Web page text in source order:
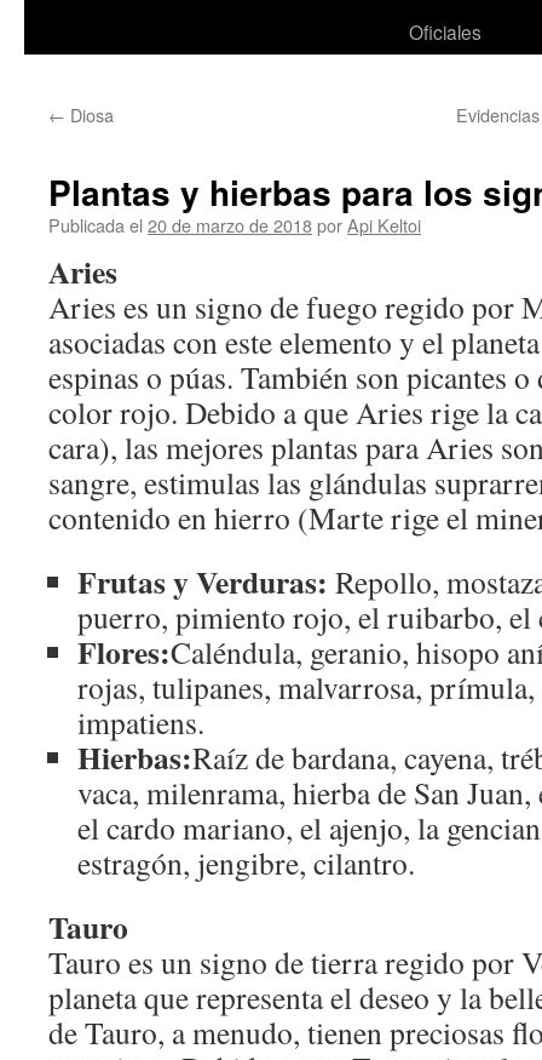
Oficiales
← Diosa
Plantas y hierbas para los
Publicada el 20 de marzo de 2018porApi Keltoi
Aries
Aries es un signo de fuego regido por
asociadas con este elemento y el
espinas o púas. También son picantes
color rojo. Debido a que Aries rige la
cara), las mejores plantas para Aries
sangre, estimulas las glándulas
contenido en hierro (Marte rige el
Frutas y Verduras: Repollo,
puerro, pimiento rojo, el ruibarbo, el
Flores:Caléndula, geranio, hisopo
rojas, tulipanes, malvarrosa,
impatiens.
Hierbas:Raíz de bardana, cayena,
vaca, milenrama, hierba de San
el cardo mariano, el ajenjo, la
estragón, jengibre, cilantro.
Tauro
Tauro es un signo de tierra regido por
planeta que representa el deseo y la
de Tauro, a menudo, tienen preciosas